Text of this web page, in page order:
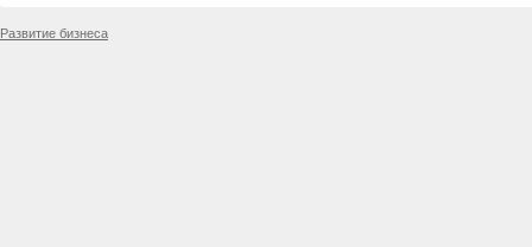
Развитие бизнеса